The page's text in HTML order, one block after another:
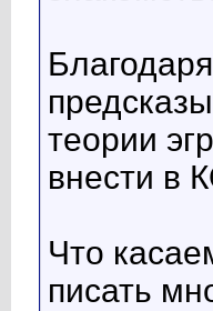
теории
внести в
Что
писать